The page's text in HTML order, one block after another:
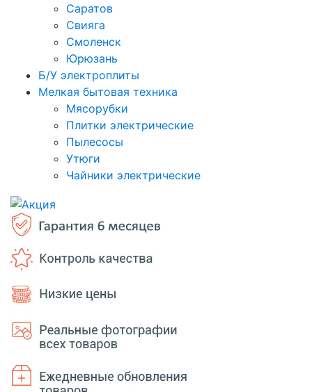
Саратов
Свияга
Смоленск
Юрюзань
Б/У электроплиты
Мелкая бытовая техника
Мясорубки
Плитки электрические
Пылесосы
Утюги
Чайники электрические